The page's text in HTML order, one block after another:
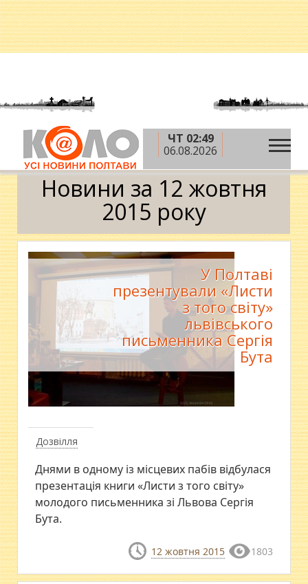
ЧТ 02:49
06.08.2026
Головна » 2015 рік » жовтень »12 жовтня
Календар
Новини за 12 жовтня
2015 року
Дозвілля
У Полтаві
презентували «Листи
з того світу»
львівського
письменника Сергія
Бута
Днями в одному із місцевих пабів відбулася
презентація книги «Листи з того світу»
молодого письменника зі Львова Сергія
Бута.
12 жовтня 2015 1803